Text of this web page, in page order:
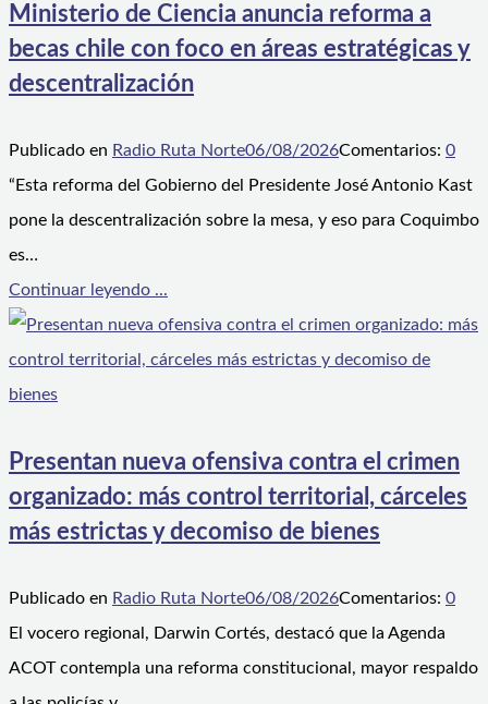
Ministerio de Ciencia anuncia reforma a
becas chile con foco en áreas estratégicas y
descentralización
Publicado en Radio Ruta Norte06/08/2026Comentarios: 0
“Esta reforma del Gobierno del Presidente José Antonio Kast
pone la descentralización sobre la mesa, y eso para Coquimbo
es…
Continuar leyendo ...
Presentan nueva ofensiva contra el crimen
organizado: más control territorial, cárceles
más estrictas y decomiso de bienes
Publicado en Radio Ruta Norte06/08/2026Comentarios: 0
El vocero regional, Darwin Cortés, destacó que la Agenda
ACOT contempla una reforma constitucional, mayor respaldo